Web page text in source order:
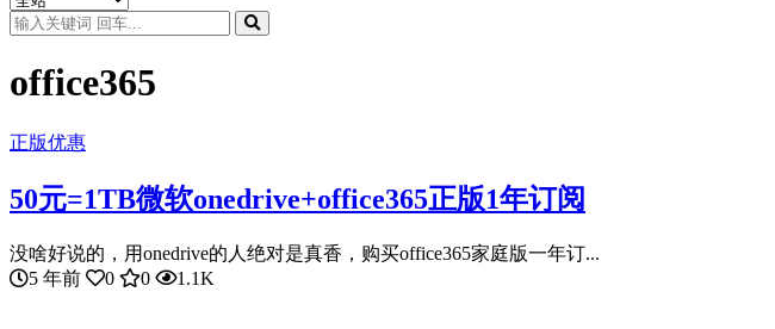
office365
正版优惠
50元=1TB微软onedrive+office365正版1年订阅
没啥好说的，用onedrive的人绝对是真香，购买office365家庭版一年订...
5 年前
0 0 1.1K